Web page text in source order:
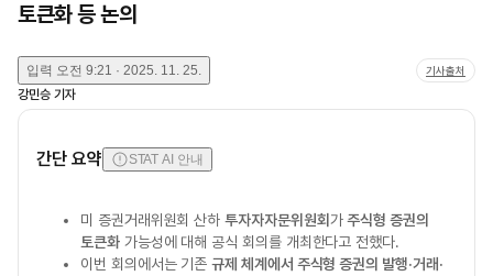
토큰화 등 논의
입력 오전 9:21 · 2025. 11. 25. 기사출처
강민승 기자
간단 요약 STAT AI 안내
미 증권거래위원회 산하투자자자문위원회가주식형 증권의
토큰화가능성에 대해 공식 회의를 개최한다고 전했다.
이번 회의에서는 기존규제 체계에서 주식형 증권의 발행·거래·